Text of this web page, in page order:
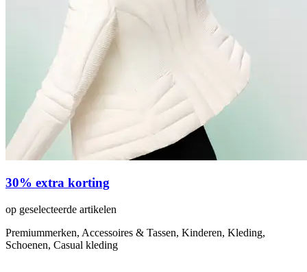
30% extra korting
op geselecteerde artikelen
Premiummerken, Accessoires & Tassen, Kinderen, Kleding,
Schoenen, Casual kleding